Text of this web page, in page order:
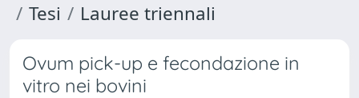
Tesi
Lauree triennali
Ovum pick-up e fecondazione in
vitro nei bovini